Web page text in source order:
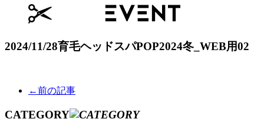
2024/11/28育毛ヘッドスパPOP2024冬_WEB用02
←前の記事
CATEGORY